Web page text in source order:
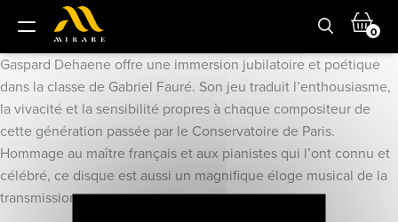
0
Gaspard Dehaene offre une immersion jubilatoire et poétique
dans la classe de Gabriel Fauré. Son jeu traduit l’enthousiasme,
la vivacité et la sensibilité propres à chaque compositeur de
cette génération passée par le Conservatoire de Paris.
Hommage au maître français et aux pianistes qui l’ont connu et
célébré, ce disque est aussi un magnifique éloge musical de la
transmission.